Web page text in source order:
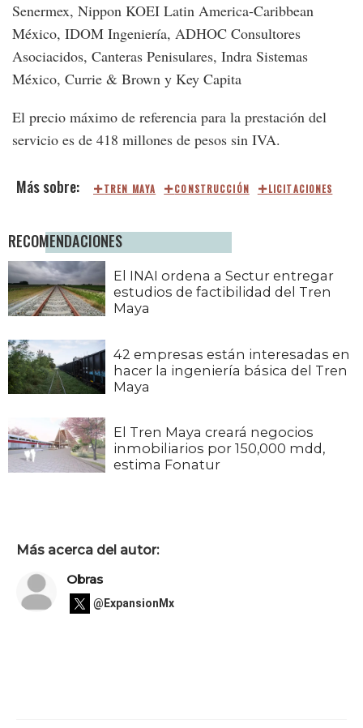
Senermex, Nippon KOEI Latin America-Caribbean
México, IDOM Ingeniería, ADHOC Consultores
Asociacidos, Canteras Penisulares, Indra Sistemas
México, Currie & Brown y Key Capita
El precio máximo de referencia para la prestación del
servicio es de 418 millones de pesos sin IVA.
TREN MAYA CONSTRUCCIÓN LICITACIONES
RECOMENDACIONES
El INAI ordena a Sectur entregar
estudios de factibilidad del Tren
Maya
42 empresas están interesadas en
hacer la ingeniería básica del Tren
Maya
El Tren Maya creará negocios
inmobiliarios por 150,000 mdd,
estima Fonatur
Más acerca del autor:
Obras
@ExpansionMx